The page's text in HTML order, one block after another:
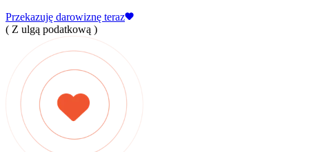
Przekazuję darowiznę teraz
( Z ulgą podatkową )